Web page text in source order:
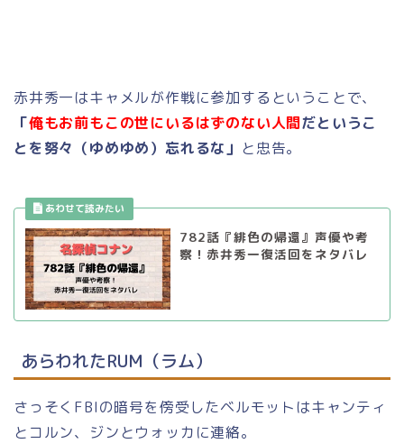
赤井秀一はキャメルが作戦に参加するということで、
「俺もお前もこの世にいるはずのない人間だというこ
とを努々（ゆめゆめ）忘れるな」 と忠告。
782話『緋色の帰還』声優や考
察！赤井秀一復活回をネタバレ
あらわれたRUM（ラム）
さっそくFBIの暗号を傍受したベルモットはキャンティ
とコルン、ジンとウォッカに連絡。